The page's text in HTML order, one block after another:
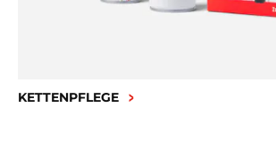
KETTENPFLEGE